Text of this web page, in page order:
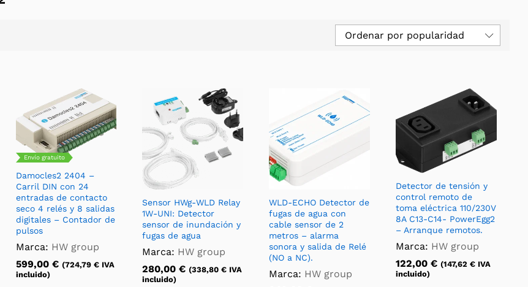
Ordenar por popularidad
Envío gratuito
Damocles2 2404 –
Carril DIN con 24
entradas de contacto
seco 4 relés y 8 salidas
digitales – Contador de
pulsos
Marca: HW group
599,00 € (724,79 €IVA
incluido)
Sensor HWg-WLD Relay
1W-UNI: Detector
sensor de inundación y
fugas de agua
Marca: HW group
280,00€ (338,80€ IVA
incluido)
WLD-ECHO Detector de
fugas de agua con
cable sensor de 2
metros – alarma
sonora y salida de Relé
(NO a NC).
Marca: HW group
Detector de tensión y
control remoto de
toma eléctrica 110/230V
8A C13-C14- PowerEgg2
– Arranque remotos.
Marca: HW group
122,00€ (147,62€ IVA
incluido)